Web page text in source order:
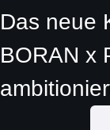
Das neue
BORAN x